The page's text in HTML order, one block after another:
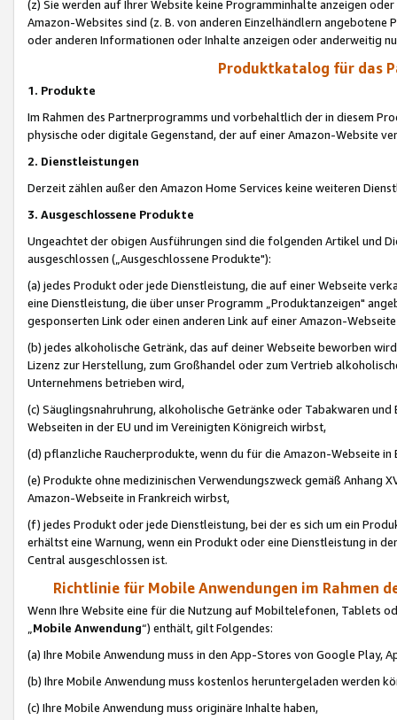
(z) Sie werden auf Ihrer Website keine Programminhalte anzeigen
Amazon-Websites sind (z. B. von anderen Einzelhändlern
oder anderen Informationen oder Inhalte anzeigen oder anderweitig
Produktkatalog für das
1. Produkte
Im Rahmen des Partnerprogramms und vorbehaltlich der in diesem
physische oder digitale Gegenstand, der auf einer Amazon-Website
2. Dienstleistungen
Derzeit zählen außer den Amazon Home Services keine weiteren
3. Ausgeschlossene Produkte
Ungeachtet der obigen Ausführungen sind die folgenden Artikel und
ausgeschlossen („Ausgeschlossene Produkte"):
(a) jedes Produkt oder jede Dienstleistung, die auf einer Webseite
eine Dienstleistung, die über unser Programm „Produktanzeigen"
gesponserten Link oder einen anderen Link auf einer Amazon-
(b) jedes alkoholische Getränk, das auf deiner Webseite beworben
Lizenz zur Herstellung, zum Großhandel oder zum Vertrieb
Unternehmens betrieben wird,
(c) Säuglingsnahruhrung, alkoholische Getränke oder Tabakwaren
Webseiten in der EU und im Vereinigten Königreich wirbst,
(d) pflanzliche Raucherprodukte, wenn du für die Amazon-Webseite in
(e) Produkte ohne medizinischen Verwendungszweck gemäß Anhang
Amazon-Webseite in Frankreich wirbst,
(f) jedes Produkt oder jede Dienstleistung, bei der es sich um ein
erhältst eine Warnung, wenn ein Produkt oder eine Dienstleistung in
Central ausgeschlossen ist.
Richtlinie für Mobile Anwendungen im Rahmen
Wenn Ihre Website eine für die Nutzung auf Mobiltelefonen, Tablets
„Mobile Anwendung“) enthält, gilt Folgendes:
(a) Ihre Mobile Anwendung muss in den App-Stores von Google Play,
(b) Ihre Mobile Anwendung muss kostenlos heruntergeladen werden
(c) Ihre Mobile Anwendung muss originäre Inhalte haben,